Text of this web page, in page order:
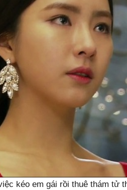
kéo em gái rồi thuê thám tử